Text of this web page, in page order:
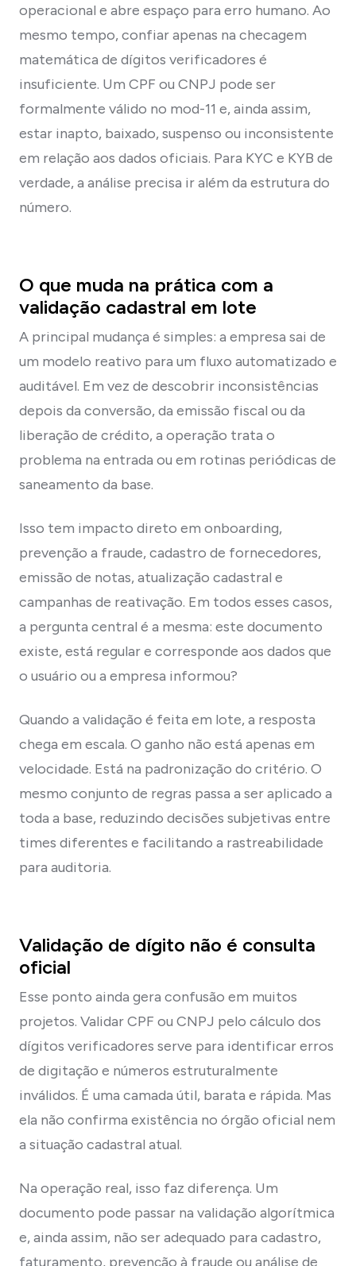
operacional e abre espaço para erro humano. Ao
mesmo tempo, confiar apenas na checagem
matemática de dígitos verificadores é
insuficiente. Um CPF ou CNPJ pode ser
formalmente válido no mod-11 e, ainda assim,
estar inapto, baixado, suspenso ou inconsistente
em relação aos dados oficiais. Para KYC e KYB de
verdade, a análise precisa ir além da estrutura do
número.
O que muda na prática com a
validação cadastral em lote
A principal mudança é simples: a empresa sai de
um modelo reativo para um fluxo automatizado e
auditável. Em vez de descobrir inconsistências
depois da conversão, da emissão fiscal ou da
liberação de crédito, a operação trata o
problema na entrada ou em rotinas periódicas de
saneamento da base.
Isso tem impacto direto em onboarding,
prevenção a fraude, cadastro de fornecedores,
emissão de notas, atualização cadastral e
campanhas de reativação. Em todos esses casos,
a pergunta central é a mesma: este documento
existe, está regular e corresponde aos dados que
o usuário ou a empresa informou?
Quando a validação é feita em lote, a resposta
chega em escala. O ganho não está apenas em
velocidade. Está na padronização do critério. O
mesmo conjunto de regras passa a ser aplicado a
toda a base, reduzindo decisões subjetivas entre
times diferentes e facilitando a rastreabilidade
para auditoria.
Validação de dígito não é consulta
oficial
Esse ponto ainda gera confusão em muitos
projetos. Validar CPF ou CNPJ pelo cálculo dos
dígitos verificadores serve para identificar erros
de digitação e números estruturalmente
inválidos. É uma camada útil, barata e rápida. Mas
ela não confirma existência no órgão oficial nem
a situação cadastral atual.
Na operação real, isso faz diferença. Um
documento pode passar na validação algorítmica
e, ainda assim, não ser adequado para cadastro,
faturamento, prevenção à fraude ou análise de